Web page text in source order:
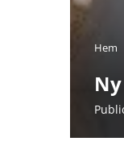
Hem